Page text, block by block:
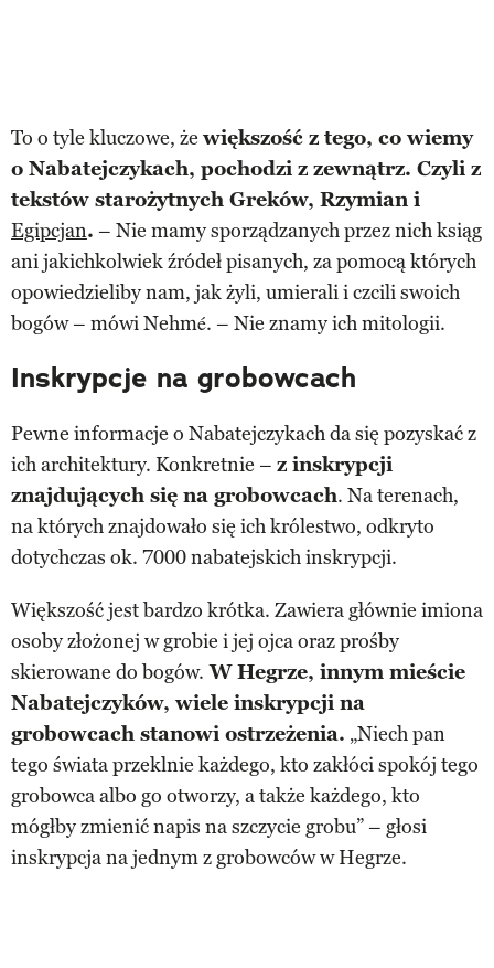
To o tyle kluczowe, że większość z tego, co wiemy
o Nabatejczykach, pochodzi z zewnątrz. Czyli z
tekstów starożytnych Greków, Rzymian i
Egipcjan. – Nie mamy sporządzanych przez nich ksiąg
ani jakichkolwiek źródeł pisanych, za pomocą których
opowiedzieliby nam, jak żyli, umierali i czcili swoich
bogów – mówi Nehmé. – Nie znamy ich mitologii.
Inskrypcje na grobowcach
Pewne informacje o Nabatejczykach da się pozyskać z
ich architektury. Konkretnie – z inskrypcji
znajdujących się na grobowcach. Na terenach,
na których znajdowało się ich królestwo, odkryto
dotychczas ok. 7000 nabatejskich inskrypcji.
Większość jest bardzo krótka. Zawiera głównie imiona
osoby złożonej w grobie i jej ojca oraz prośby
skierowane do bogów. W Hegrze, innym mieście
Nabatejczyków, wiele inskrypcji na
grobowcach stanowi ostrzeżenia. „Niech pan
tego świata przeklnie każdego, kto zakłóci spokój tego
grobowca albo go otworzy, a także każdego, kto
mógłby zmienić napis na szczycie grobu” – głosi
inskrypcja na jednym z grobowców w Hegrze.